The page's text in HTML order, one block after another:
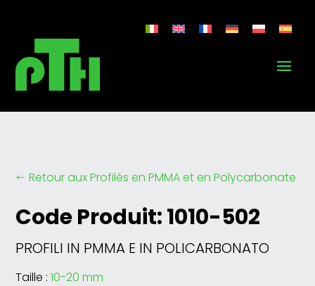
# Retour aux Profilés en PMMA et en Polycarbonate
Code Produit: 1010-502
PROFILI IN PMMA E IN POLICARBONATO
Taille :10-20 mm